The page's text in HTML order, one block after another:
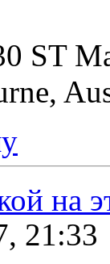
ST
21:33